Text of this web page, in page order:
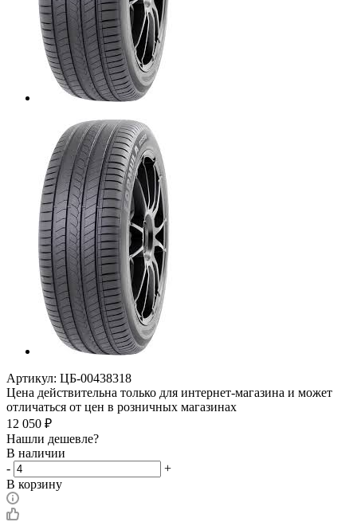
Артикул: ЦБ-00438318
Цена действительна только для интернет-магазина и может
отличаться от цен в розничных магазинах
12 050 ₽
Нашли дешевле?
В наличии
-
+
В корзину